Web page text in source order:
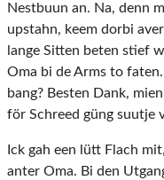
Nestbuun an. Na, denn
upstahn, keem dorbi
lange Sitten beten stief
Oma bi de Arms to
bang? Besten Dank,
för Schreed güng suutje
Ick gah een lütt Flach
anter Oma. Bi den